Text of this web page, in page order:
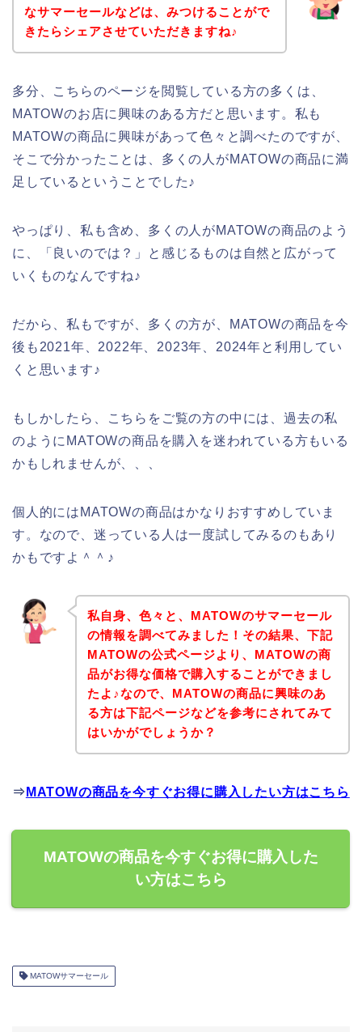
なサマーセールなどは、みつけることがで
きたらシェアさせていただきますね♪
多分、こちらのページを閲覧している方の多くは、
MATOWのお店に興味のある方だと思います。私も
MATOWの商品に興味があって色々と調べたのですが、
そこで分かったことは、多くの人がMATOWの商品に満
足しているということでした♪
やっぱり、私も含め、多くの人がMATOWの商品のよう
に、「良いのでは？」と感じるものは自然と広がって
いくものなんですね♪
だから、私もですが、多くの方が、MATOWの商品を今
後も2021年、2022年、2023年、2024年と利用してい
くと思います♪
もしかしたら、こちらをご覧の方の中には、過去の私
のようにMATOWの商品を購入を迷われている方もいる
かもしれませんが、、、
個人的にはMATOWの商品はかなりおすすめしていま
す。なので、迷っている人は一度試してみるのもあり
かもですよ＾＾♪
私自身、色々と、MATOWのサマーセール
の情報を調べてみました！その結果、下記
MATOWの公式ページより、MATOWの商
品がお得な価格で購入することができまし
たよ♪なので、MATOWの商品に興味のあ
る方は下記ページなどを参考にされてみて
はいかがでしょうか？
⇒ MATOWの商品を今すぐお得に購入したい方はこちら
MATOWの商品を今すぐお得に購入した
い方はこちら
MATOWサマーセール